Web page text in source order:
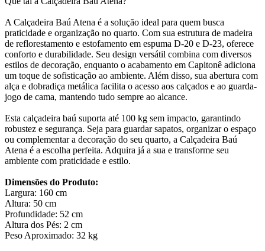
A Calçadeira Baú Atena é a solução ideal para quem busca
praticidade e organização no quarto. Com sua estrutura de madeira
de reflorestamento e estofamento em espuma D-20 e D-23, oferece
conforto e durabilidade. Seu design versátil combina com diversos
estilos de decoração, enquanto o acabamento em Capitonê adiciona
um toque de sofisticação ao ambiente. Além disso, sua abertura com
alça e dobradiça metálica facilita o acesso aos calçados e ao guarda-
jogo de cama, mantendo tudo sempre ao alcance.
Esta calçadeira baú suporta até 100 kg sem impacto, garantindo
robustez e segurança. Seja para guardar sapatos, organizar o espaço
ou complementar a decoração do seu quarto, a Calçadeira Baú
Atena é a escolha perfeita. Adquira já a sua e transforme seu
ambiente com praticidade e estilo.
Dimensões do Produto:
Largura: 160 cm
Altura: 50 cm
Profundidade: 52 cm
Altura dos Pés: 2 cm
Peso Aproximado: 32 kg